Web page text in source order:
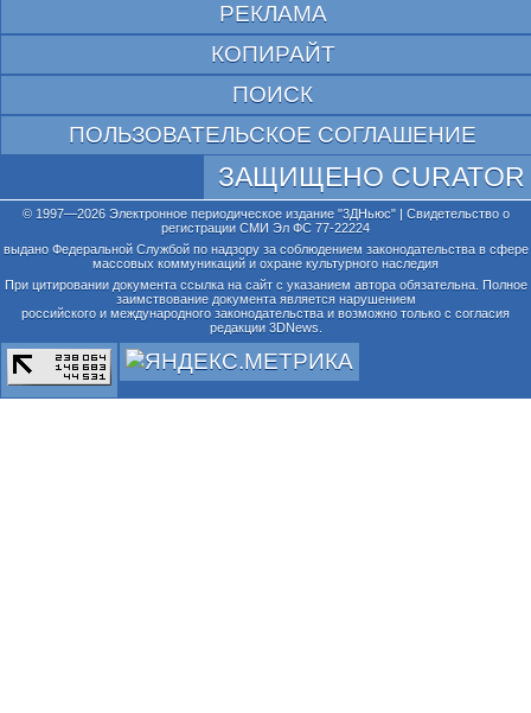
РЕКЛАМА
КОПИРАЙТ
ПОИСК
ПОЛЬЗОВАТЕЛЬСКОЕ СОГЛАШЕНИЕ
ЗАЩИЩЕНО CURATOR
© 1997—2026 Электронное периодическое издание "3ДНьюс" | Свидетельство о
регистрации СМИ Эл ФС 77-22224
выдано Федеральной Службой по надзору за соблюдением законодательства в сфере
массовых коммуникаций и охране культурного наследия
При цитировании документа ссылка на сайт с указанием автора обязательна. Полное
заимствование документа является нарушением
российского и международного законодательства и возможно только с согласия
редакции 3DNews.